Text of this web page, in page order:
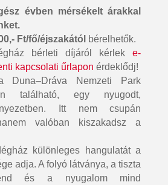
évben mérsékelt árakkal
Ft/fő/éjszakától
bérelhetők.
bérleti díjáról kérleke-
kapcsolati űrlapon érdeklődj!
Duna–Dráva Nemzeti Park
található, egy nyugodt,
Itt nem csupán
valóban kiszakadsz a
különleges hangulatát a
adja. A folyó látványa, a tiszta
és a nyugalom mind